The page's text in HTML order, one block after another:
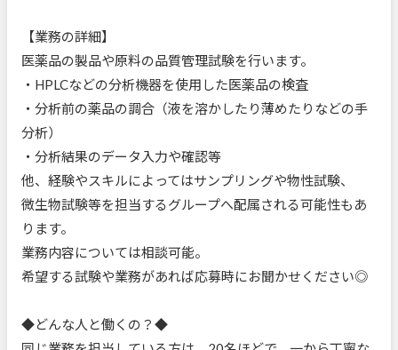
【業務の詳細】
医薬品の製品や原料の品質管理試験を行います。
・HPLCなどの分析機器を使用した医薬品の検査
・分析前の薬品の調合（液を溶かしたり薄めたりなどの手
分析）
・分析結果のデータ入力や確認等
他、経験やスキルによってはサンプリングや物性試験、
微生物試験等を担当するグループへ配属される可能性もあ
ります。
業務内容については相談可能。
希望する試験や業務があれば応募時にお聞かせください◎
◆どんな人と働くの？◆